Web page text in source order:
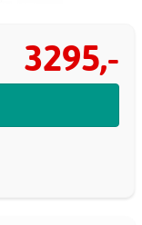
3295,-